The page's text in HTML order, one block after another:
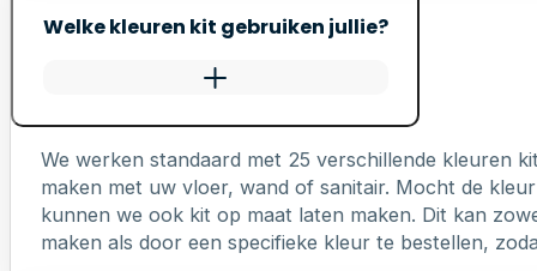
Welke kleuren kit gebruiken jullie?
We werken standaard met 25 verschillende kleuren
maken met uw vloer, wand of sanitair. Mocht de
kunnen we ook kit op maat laten maken. Dit kan
maken als door een specifieke kleur te bestellen,